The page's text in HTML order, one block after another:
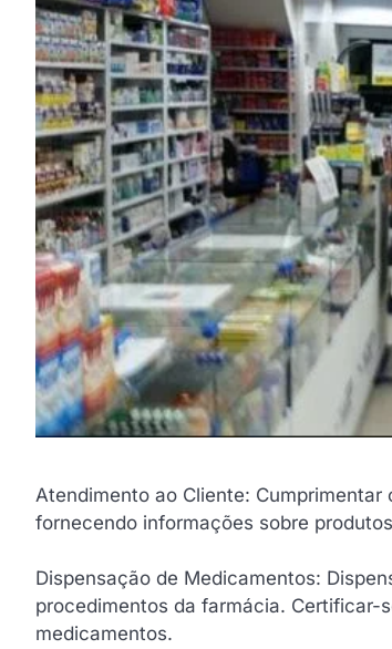
Atendimento ao Cliente:
fornecendo informações sobre
Dispensação de Medicamentos:
procedimentos da farmácia. Certificar-
medicamentos.